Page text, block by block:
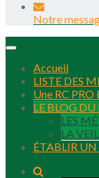
Notre
Toggle
navigationAccueil
LISTE DES
Une RC
LE BLOG
LES
LA
ÉTABLIR UN